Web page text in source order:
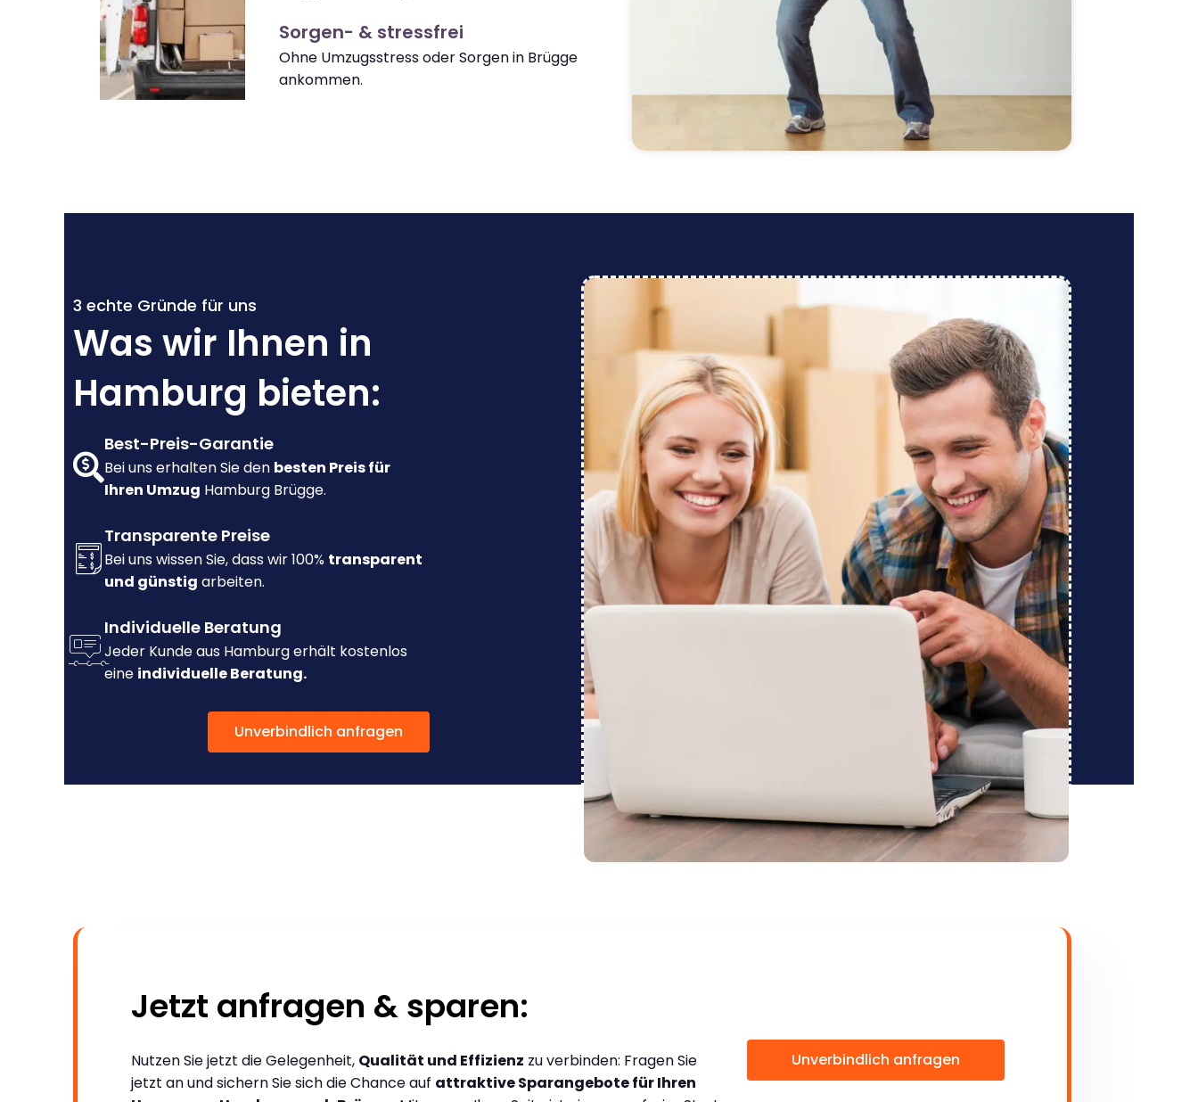
Sorgen- & stressfrei
Ohne Umzugsstress oder Sorgen in Brügge
ankommen.
3 echte Gründe für uns
Was wir Ihnen in
Hamburg bieten:
Best-Preis-Garantie
Bei uns erhalten Sie den besten Preis für
Ihren Umzug Hamburg Brügge.
Transparente Preise
Bei uns wissen Sie, dass wir 100% transparent
und günstig arbeiten.
Individuelle Beratung
Jeder Kunde aus Hamburg erhält kostenlos
eine individuelle Beratung.
Unverbindlich anfragen
Jetzt anfragen & sparen:
Nutzen Sie jetzt die Gelegenheit, Qualität und Effizienz zu verbinden: Fragen Sie
jetzt an und sichern Sie sich die Chance auf attraktive Sparangebote für Ihren
Unverbindlich anfragen